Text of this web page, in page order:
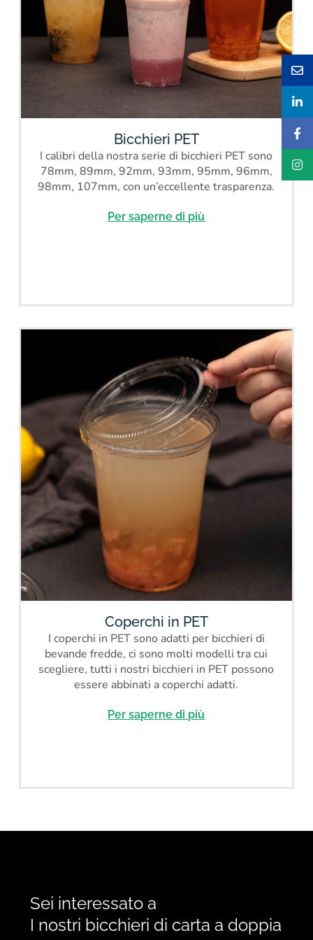
Bicchieri PET
I calibri della nostra serie di bicchieri PET sono
78mm, 89mm, 92mm, 93mm, 95mm, 96mm,
98mm, 107mm, con un’eccellente trasparenza.
Per saperne di più
Coperchi in PET
I coperchi in PET sono adatti per bicchieri di
bevande fredde, ci sono molti modelli tra cui
scegliere, tutti i nostri bicchieri in PET possono
essere abbinati a coperchi adatti.
Per saperne di più
Sei interessato a
I nostri bicchieri di carta a doppia